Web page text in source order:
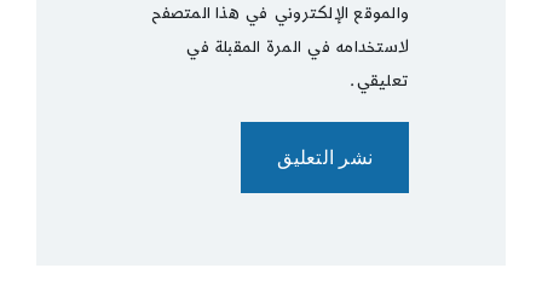
والموقع الإلكتروني في هذا المتصفح
لاستخدامه في المرة المقبلة في
تعليقي.